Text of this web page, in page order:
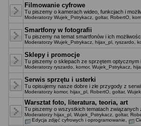
Filmowanie cyfrowe
Tu piszemy o kamerach wideo, funkcjach i
Moderatorzy Wujek_Pstrykacz goltar, RobertO
Smartfony w fotografii
Tu piszemy na temat smartfonów i ich
Moderatorzy Wujek_Pstrykacz hijax_pl ryszardo
Sklepy i promocje
Tu piszemy o sklepach ze sprzętem
Moderatorzy ryszardo komor, Wujek_Pstrykacz
Serwis sprzętu i usterki
Tu opisujemy nasze dobre i złe przygody z
Moderatorzy komor, hijax_pl RobertO goltar,
Warsztat foto, literatura, teoria, art
Tu piszemy o wszystkich tematach związanych
Moderatorzy hijax_pl Wujek_Pstrykacz goltar,
Edycja zdjęć cyfrowych i oprogramowanie